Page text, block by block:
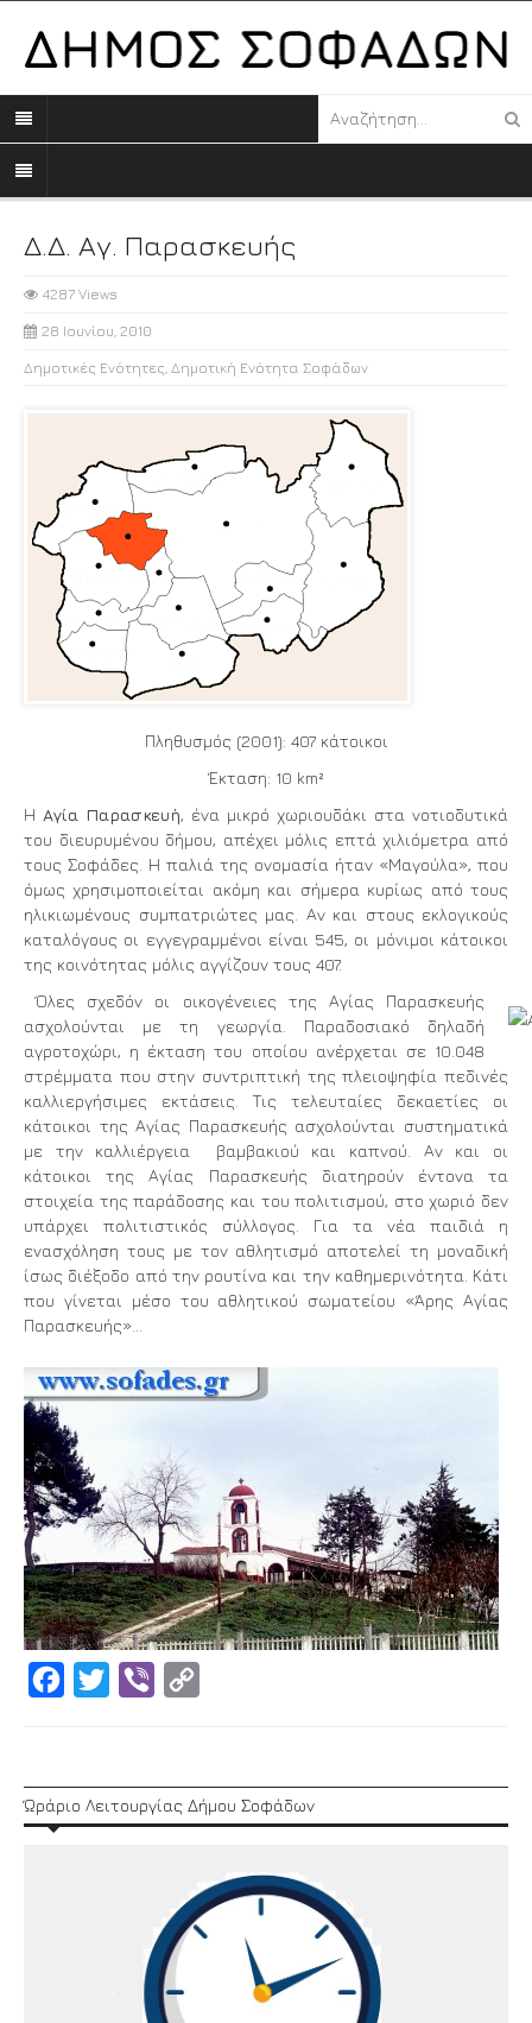
Δ.Δ. Αγ. Παρασκευής
4287 Views
28 Ιουνίου, 2010
Δημοτικές Ενότητες Δημοτική Ενότητα Σοφάδων
Πληθυσμός (2001): 407 κάτοικοι
Έκταση: 10 km²
Η Αγία Παρασκευή, ένα μικρό χωριουδάκι στα νοτιοδυτικά
του διευρυμένου δήμου, απέχει μόλις επτά χιλιόμετρα από
τους Σοφάδες. Η παλιά της ονομασία ήταν «Μαγούλα», που
όμως χρησιμοποιείται ακόμη και σήμερα κυρίως από τους
ηλικιωμένους συμπατριώτες μας. Αν και στους εκλογικούς
καταλόγους οι εγγεγραμμένοι είναι 545, οι μόνιμοι κάτοικοι
της κοινότητας μόλις αγγίζουν τους 407.
Όλες σχεδόν οι οικογένειες της Αγίας Παρασκευής
ασχολούνται με τη γεωργία. Παραδοσιακό δηλαδή
αγροτοχώρι, η έκταση του οποίου ανέρχεται σε 10.048
στρέμματα που στην συντριπτική της πλειοψηφία πεδινές
καλλιεργήσιμες εκτάσεις. Τις τελευταίες δεκαετίες οι
κάτοικοι της Αγίας Παρασκευής ασχολούνται συστηματικά
με την καλλιέργεια βαμβακιού και καπνού. Αν και οι
κάτοικοι της Αγίας Παρασκευής διατηρούν έντονα τα
στοιχεία της παράδοσης και του πολιτισμού, στο χωριό δεν
υπάρχει πολιτιστικός σύλλογος. Για τα νέα παιδιά η
ενασχόληση τους με τον αθλητισμό αποτελεί τη μοναδική
ίσως διέξοδο από την ρουτίνα και την καθημερινότητα. Κάτι
που γίνεται μέσο του αθλητικού σωματείου «Άρης Αγίας
Παρασκευής»…
Facebook
Twitter Viber
Ώράριο Λειτουργίας Δήμου Σοφάδων